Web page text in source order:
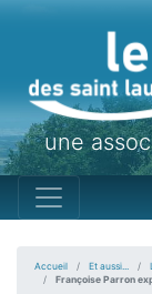
une
Accueil Et aussi...
Françoise Parron